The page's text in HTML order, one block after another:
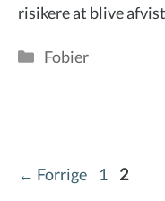
risikere at blive
Kategorier
Fobier
← Forrige Side
1 Side
2